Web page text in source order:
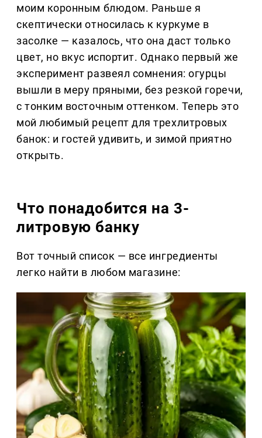
моим коронным блюдом. Раньше я
скептически относилась к куркуме в
засолке — казалось, что она даст только
цвет, но вкус испортит. Однако первый же
эксперимент развеял сомнения: огурцы
вышли в меру пряными, без резкой горечи,
с тонким восточным оттенком. Теперь это
мой любимый рецепт для трехлитровых
банок: и гостей удивить, и зимой приятно
открыть.
Что понадобится на 3-
литровую банку
Вот точный список — все ингредиенты
легко найти в любом магазине: